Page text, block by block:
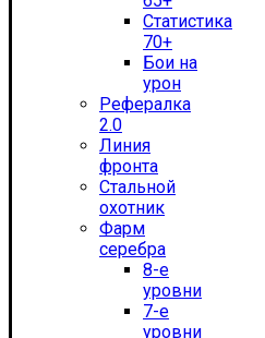
Статистика
70+
Бои на
урон
Рефералка
2.0
Линия
фронта
Стальной
охотник
Фарм
серебра
8-е
уровни
7-е
уровни